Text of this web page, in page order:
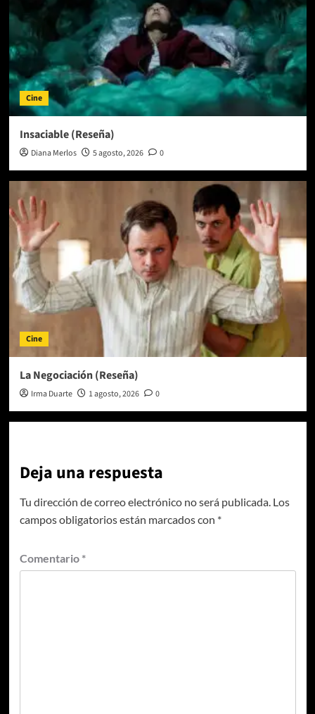
Cine
Insaciable (Reseña)
Diana Merlos 5 agosto, 2026 0
Cine
La Negociación (Reseña)
Irma Duarte 1 agosto, 2026 0
Deja una respuesta
Tu dirección de correo electrónico no será publicada. Los
campos obligatorios están marcados con *
Comentario *